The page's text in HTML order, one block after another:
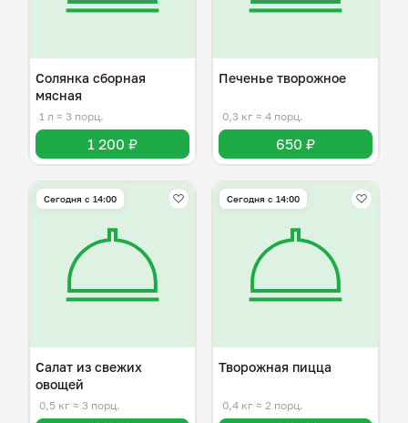
Солянка сборная
мясная
1 л ≈ 3 порц.
1 200 ₽
Печенье творожное
0,3 кг ≈ 4 порц.
650 ₽
Сегодня с 14:00
Салат из свежих
овощей
0,5 кг ≈ 3 порц.
Сегодня с 14:00
Творожная пицца
0,4 кг ≈ 2 порц.